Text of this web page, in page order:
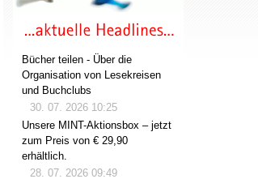
Bücher teilen - Über die
Organisation von Lesekreisen
und Buchclubs
30. 07. 2026 10:25
Unsere MINT-Aktionsbox – jetzt
zum Preis von € 29,90
erhältlich.
28. 07. 2026 09:49